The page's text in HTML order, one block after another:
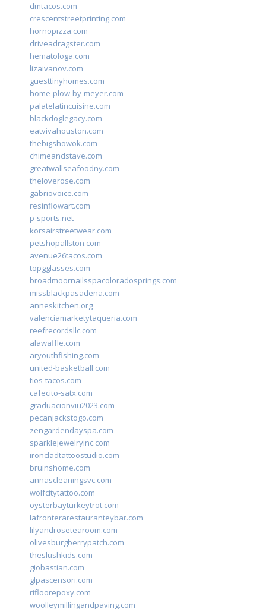
dmtacos.com
crescentstreetprinting.com
hornopizza.com
driveadragster.com
hematologa.com
lizaivanov.com
guesttinyhomes.com
home-plow-by-meyer.com
palatelatincuisine.com
blackdoglegacy.com
eatvivahouston.com
thebigshowok.com
chimeandstave.com
greatwallseafoodny.com
theloverose.com
gabriovoice.com
resinflowart.com
p-sports.net
korsairstreetwear.com
petshopallston.com
avenue26tacos.com
topgglasses.com
broadmoornailsspacoloradosprings.com
missblackpasadena.com
anneskitchen.org
valenciamarketytaqueria.com
reefrecordsllc.com
alawaffle.com
aryouthfishing.com
united-basketball.com
tios-tacos.com
cafecito-satx.com
graduacionviu2023.com
pecanjackstogo.com
zengardendayspa.com
sparklejewelryinc.com
ironcladtattoostudio.com
bruinshome.com
annascleaningsvc.com
wolfcitytattoo.com
oysterbayturkeytrot.com
lafronterarestauranteybar.com
lilyandrosetearoom.com
olivesburgberrypatch.com
theslushkids.com
giobastian.com
glpascensori.com
rifloorepoxy.com
woolleymillingandpaving.com